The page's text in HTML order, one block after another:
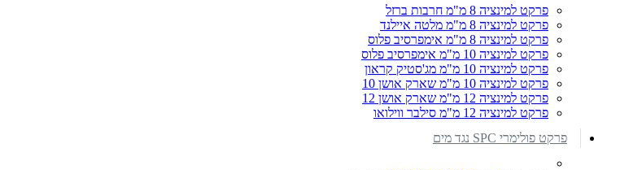
פרקט למינציה 8 מ"מ חרבות ברזל
פרקט למינציה 8 מ"מ מלטה איילנד
פרקט למינציה 8 מ"מ אימפרסיב פלוס
פרקט למינציה 10 מ"מ אימפרסיב פלוס
פרקט למינציה 10 מ"מ מג'סטיק קראון
פרקט למינציה 10 מ"מ שארק אושן 10
פרקט למינציה 12 מ"מ שארק אושן 12
פרקט למינציה 12 מ"מ סילבר ווילואו
פרקט פולימרי SPC נגד מים